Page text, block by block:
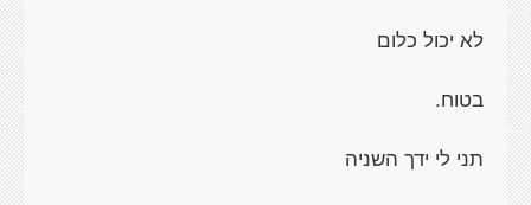
לא יכול כלום
בטוח.
תני לי ידך השניה